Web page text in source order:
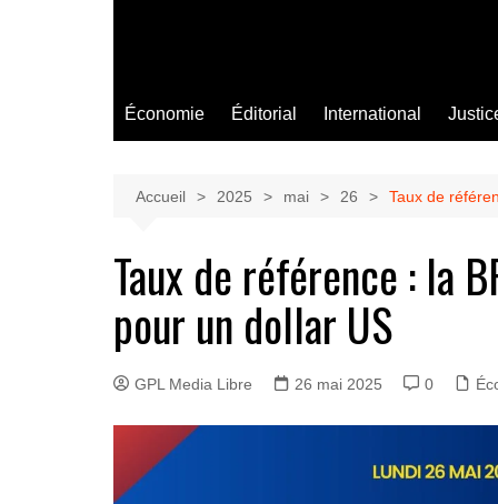
Économie Éditorial International
Accueil 2025 mai 26 Taux de
Taux de référence : la
pour un dollar US
GPL Media Libre 26 mai 2025 0